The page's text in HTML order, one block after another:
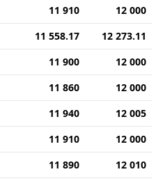
11 910
12 000
11 558.17
12 273.11
11 900
12 000
11 860
12 000
11 940
12 005
11 910
12 000
11 890
12 010